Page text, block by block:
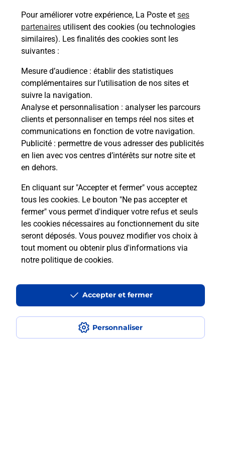
Pour améliorer votre expérience, La Poste et ses
partenaires utilisent des cookies (ou technologies
similaires). Les finalités des cookies sont les
suivantes :
Mesure d’audience : établir des statistiques
complémentaires sur l’utilisation de nos sites et
suivre la navigation.
Analyse et personnalisation : analyser les parcours
clients et personnaliser en temps réel nos sites et
communications en fonction de votre navigation.
Publicité : permettre de vous adresser des publicités
en lien avec vos centres d’intérêts sur notre site et
en dehors.
En cliquant sur "Accepter et fermer" vous acceptez
tous les cookies. Le bouton "Ne pas accepter et
fermer" vous permet d'indiquer votre refus et seuls
les cookies nécessaires au fonctionnement du site
seront déposés. Vous pouvez modifier vos choix à
tout moment ou obtenir plus d'informations via
notre politique de cookies.
Personnaliser
Accepter et fermer
À quel âge peut-on passer l'épreuve
théorique du permis de conduire ?
Comment avoir les résultats de
l'épreuve théorique du permis de
conduire ?
Comment s'inscrire à l'épreuve
théorique du permis de conduire ?
En Savoir Plus sur Florac Les
Trois Rivieres
Code de la Route